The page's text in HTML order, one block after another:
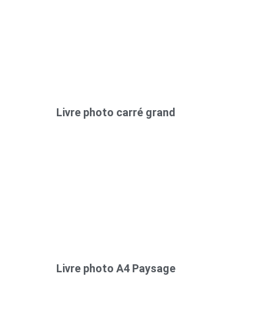
Livre photo carré grand
Livre photo A4 Paysage